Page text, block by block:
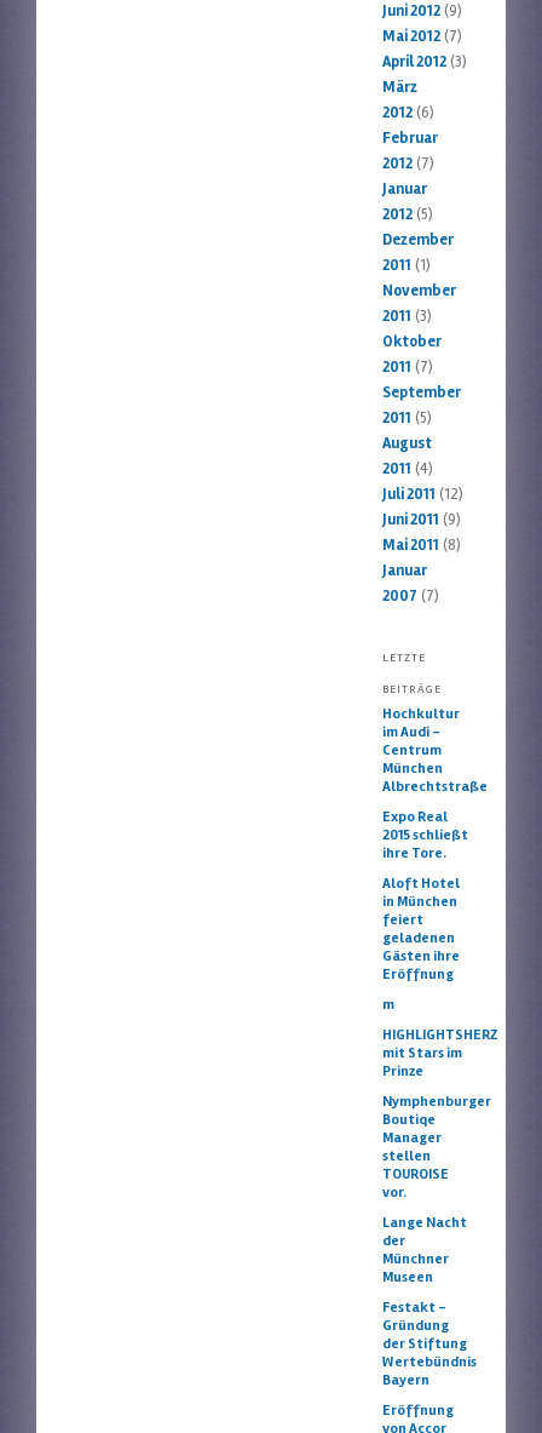
Juni 2012(9)
Mai 2012(7)
April 2012(3)
März
2012(6)
Februar
2012(7)
Januar
2012(5)
Dezember
2011 (1)
November
2011 (3)
Oktober
2011 (7)
September
2011 (5)
August
2011 (4)
Juli 2011 (12)
Juni 2011 (9)
Mai 2011 (8)
Januar
2007 (7)
LETZTE
BEITRÄGE
Hochkultur
im Audi –
Centrum
München
Albrechtstraße
Expo Real
2015 schließt
ihre Tore.
Aloft Hotel
in München
feiert
geladenen
Gästen ihre
Eröffnung
m
HIGHLIGHTSHERZ
mit Stars im
Prinze
Nymphenburger
Boutiqe
Manager
stellen
TOUROISE
vor.
Lange Nacht
der
Münchner
Museen
Festakt –
Gründung
der Stiftung
Wertebündnis
Bayern
Eröffnung
von Accor